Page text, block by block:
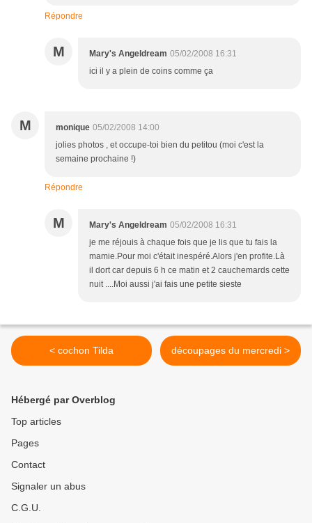
Répondre
M Mary's Angeldream 05/02/2008 16:31
ici il y a plein de coins comme ça
M monique 05/02/2008 14:00
jolies photos , et occupe-toi bien du petitou (moi c'est la
semaine prochaine !)
Répondre
M Mary's Angeldream 05/02/2008 16:31
je me réjouis à chaque fois que je lis que tu fais la
mamie.Pour moi c'était inespéré.Alors j'en profite.Là
il dort car depuis 6 h ce matin et 2 cauchemards cette
nuit ....Moi aussi j'ai fais une petite sieste
< cochon Tilda découpages du mercredi >
Hébergé par Overblog
Top articles
Pages
Contact
Signaler un abus
C.G.U.